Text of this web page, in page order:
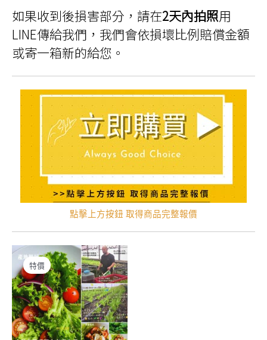
如果收到後損害部分，請在2天內拍照用
LINE傳給我們，我們會依損壞比例賠償金額
或寄一箱新的給您。
點擊上方按鈕 取得商品完整報價
特價